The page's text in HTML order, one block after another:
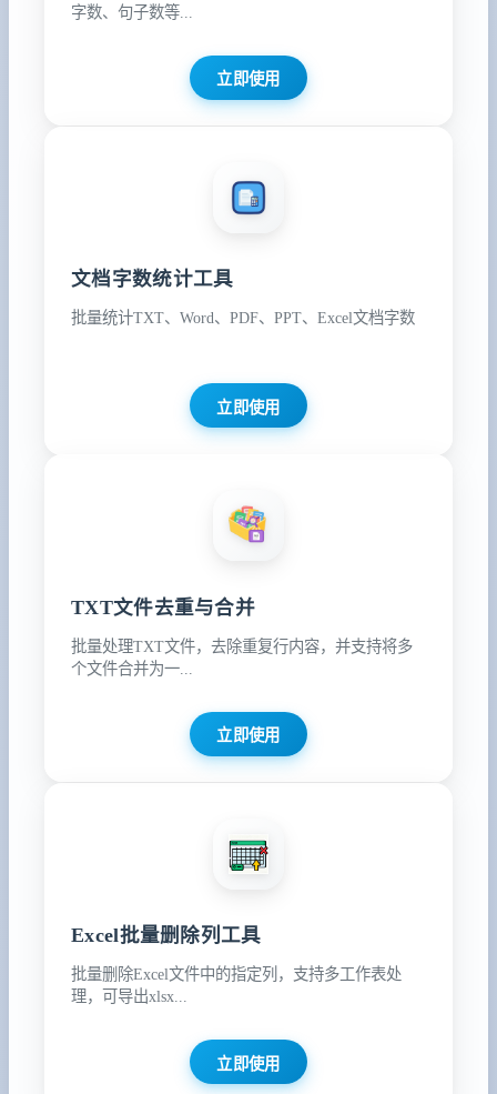
字数、句子数等...
立即使用
文档字数统计工具
批量统计TXT、Word、PDF、PPT、Excel文档字数
立即使用
TXT文件去重与合并
批量处理TXT文件，去除重复行内容，并支持将多
个文件合并为一...
立即使用
Excel批量删除列工具
批量删除Excel文件中的指定列，支持多工作表处
理，可导出xlsx...
立即使用